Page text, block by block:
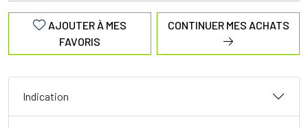
AJOUTER À MES
FAVORIS
CONTINUER MES ACHATS
Indication